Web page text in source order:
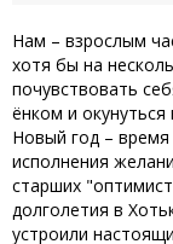
Нам – взрослым
хотя бы на
почувствовать
ёнком и окунуться
Новый год –
исполнения
старших
долголетия в
устроили